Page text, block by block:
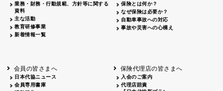
業務・財務・行動規範、方針等に関する
資料
主な活動
教育研修事業
新着情報一覧
保険とは何か？
なぜ保険は必要か？
自動車事故への対応
事故や災害への心構え
会員の皆さまへ
日本代協ニュース
会員専用書庫
保険代理店の皆さまへ
入会のご案内
代理店賠責